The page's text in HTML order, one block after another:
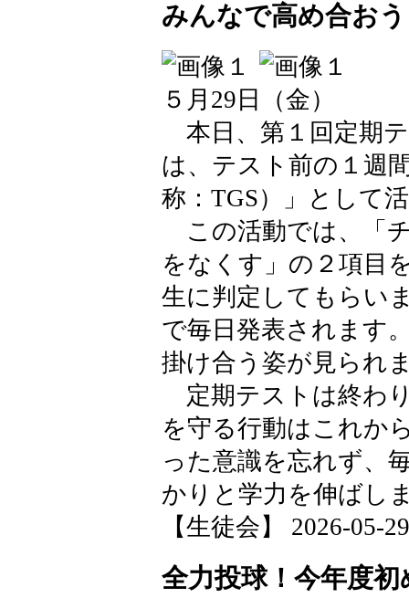
みんなで高め合お
５月29日（金）
本日、第１回定期
は、テスト前の１週
称：TGS）」として
この活動では、「
をなくす」の２項目
生に判定してもらい
で毎日発表されます
掛け合う姿が見られ
定期テストは終わ
を守る行動はこれか
った意識を忘れず、
かりと学力を伸ばし
【生徒会】 2026-05-
全力投球！今年度